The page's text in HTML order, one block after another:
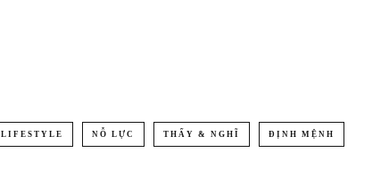
LIFESTYLE NỖ LỰC THẤY & NGHĨ ĐỊNH MỆNH